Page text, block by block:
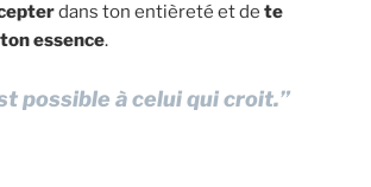
dans ton entièreté et de te
essence.
possible à celui qui croit.”